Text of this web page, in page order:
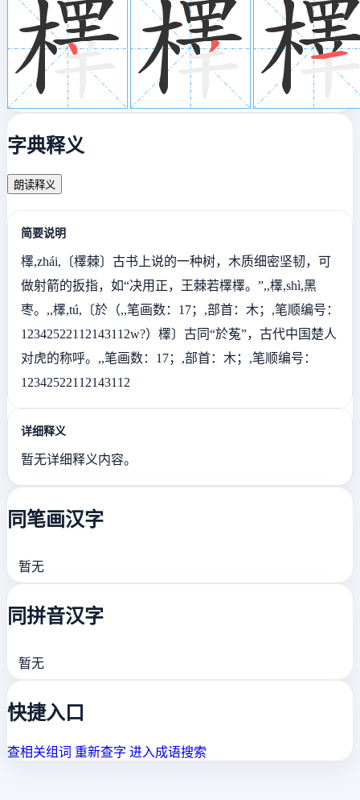
字典释义
朗读释义
简要说明
檡,zhái,〔檡棘〕古书上说的一种树，木质细密坚韧，可
做射箭的扳指，如“决用正，王棘若檡檡。”,,檡,shì,黑
枣。,,檡,tú,〔於（,,笔画数：17；,部首：木；,笔顺编号：
12342522112143112w?）檡〕古同“於菟”，古代中国楚人
对虎的称呼。,,笔画数：17；,部首：木；,笔顺编号：
12342522112143112
详细释义
暂无详细释义内容。
同笔画汉字
暂无
同拼音汉字
暂无
快捷入口
查相关组词 重新查字 进入成语搜索